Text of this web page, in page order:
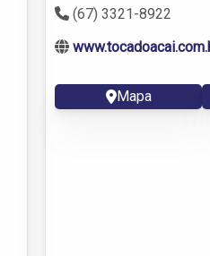
(67) 3321-8922
Mapa